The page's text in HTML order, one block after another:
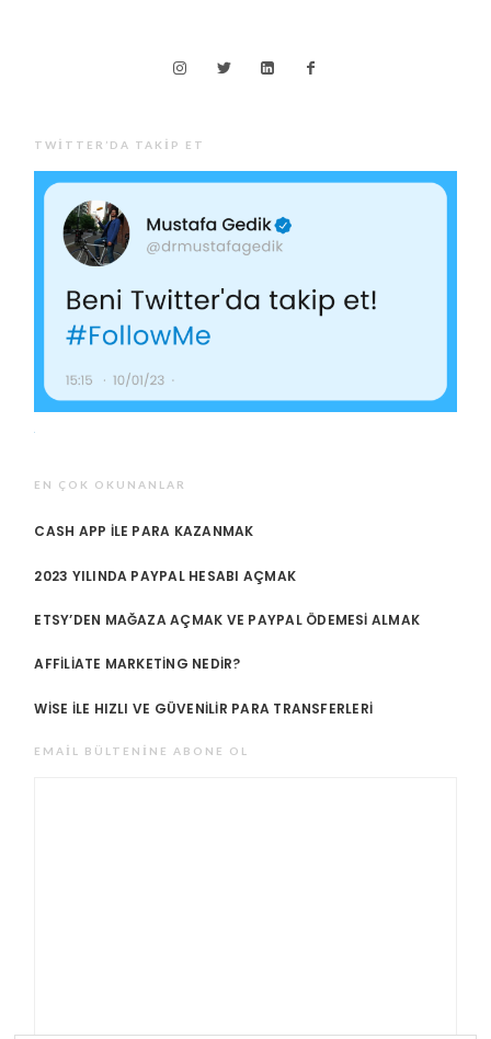
TWITTER’DA TAKIP ET
EN ÇOK OKUNANLAR
CASH APP ILE PARA KAZANMAK
2023 YILINDA PAYPAL HESABI AÇMAK
ETSY’DEN MAĞAZA AÇMAK VE PAYPAL ÖDEMESI ALMAK
AFFILIATE MARKETING NEDIR?
WISE ILE HIZLI VE GÜVENILIR PARA TRANSFERLERI
EMAIL BÜLTENINE ABONE OL